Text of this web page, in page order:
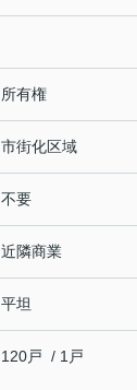
所有権
市街化区域
不要
近隣商業
平坦
120戸 / 1戸